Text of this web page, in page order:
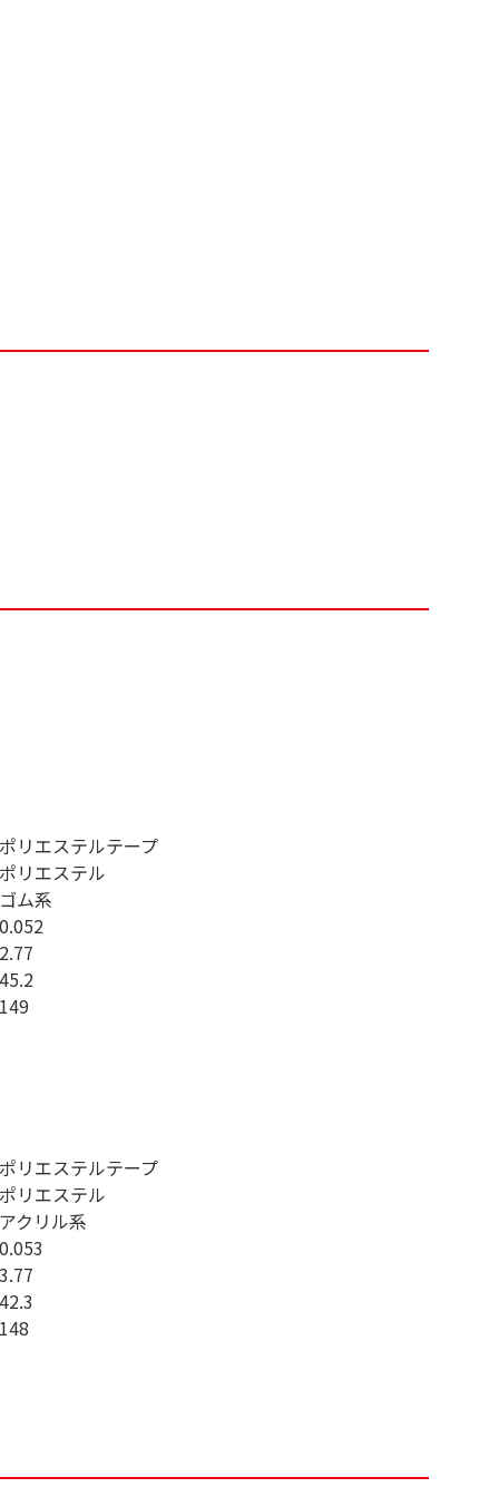
ポリエステルテープ
ポリエステル
ゴム系
0.052
2.77
45.2
149
ポリエステルテープ
ポリエステル
アクリル系
0.053
3.77
42.3
148